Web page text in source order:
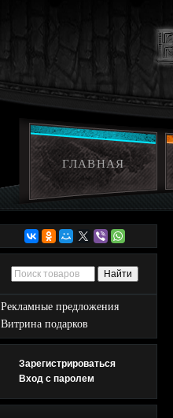
ГЛАВНАЯ
Рекламные предложения
Витрина подарков
Зарегистрироваться
Вход с паролем